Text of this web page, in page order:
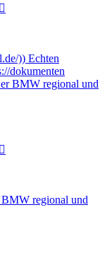
)) Echten
dokumenten
BMW regional und
BMW regional und